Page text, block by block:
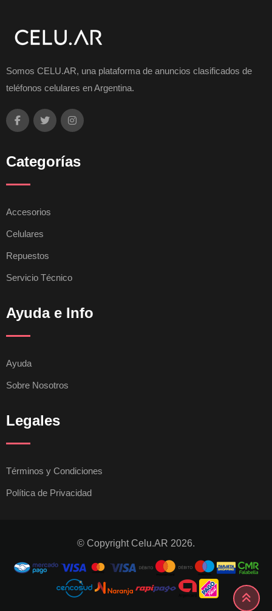
Somos CELU.AR, una plataforma de anuncios clasificados de
teléfonos celulares en Argentina.
Categorías
Accesorios
Celulares
Repuestos
Servicio Técnico
Ayuda e Info
Ayuda
Sobre Nosotros
Legales
Términos y Condiciones
Política de Privacidad
© Copyright Celu.AR 2026.